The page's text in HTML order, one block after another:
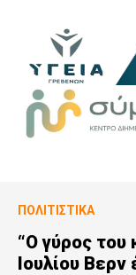
ΠΟΛΙΤΙΣΤΙΚΆ
“Ο γύρος του
Ιουλίου Βερν